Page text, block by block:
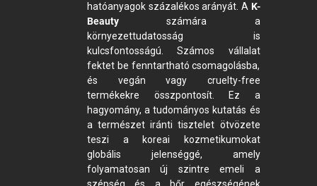
hatóanyagok százalékos arányát. A K-
Beauty számára a
környezettudatosság is
kulcsfontosságú. Számos vállalat
fektet be fenntartható csomagolásba,
és vegán vagy cruelty-free
termékekre összpontosít. Ez a
hagyomány, a tudományos kutatás és
a természet iránti tisztelet ötvözete
teszi a koreai kozmetikumokat
globális jelenséggé, amely
folyamatosan új szintre emeli a